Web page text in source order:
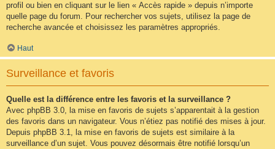
profil ou bien en cliquant sur le lien « Accès rapide » depuis n’importe
quelle page du forum. Pour rechercher vos sujets, utilisez la page de
recherche avancée et choisissez les paramètres appropriés.
Haut
Surveillance et favoris
Quelle est la différence entre les favoris et la surveillance ?
Avec phpBB 3.0, la mise en favoris de sujets s’apparentait à la gestion
des favoris dans un navigateur. Vous n’étiez pas notifié des mises à jour.
Depuis phpBB 3.1, la mise en favoris de sujets est similaire à la
surveillance d’un sujet. Vous pouvez désormais être notifié lorsqu’un